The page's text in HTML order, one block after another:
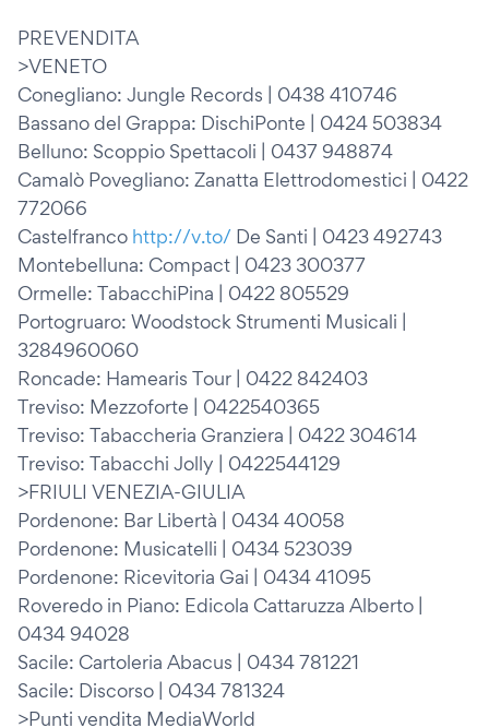
PREVENDITA
>VENETO
Conegliano: Jungle Records | 0438 410746
Bassano del Grappa: DischiPonte | 0424 503834
Belluno: Scoppio Spettacoli | 0437 948874
Camalò Povegliano: Zanatta Elettrodomestici | 0422
772066
Castelfranco http://v.to/ De Santi | 0423 492743
Montebelluna: Compact | 0423 300377
Ormelle: TabacchiPina | 0422 805529
Portogruaro: Woodstock Strumenti Musicali |
3284960060
Roncade: Hamearis Tour | 0422 842403
Treviso: Mezzoforte | 0422540365
Treviso: Tabaccheria Granziera | 0422 304614
Treviso: Tabacchi Jolly | 0422544129
>FRIULI VENEZIA-GIULIA
Pordenone: Bar Libertà | 0434 40058
Pordenone: Musicatelli | 0434 523039
Pordenone: Ricevitoria Gai | 0434 41095
Roveredo in Piano: Edicola Cattaruzza Alberto |
0434 94028
Sacile: Cartoleria Abacus | 0434 781221
Sacile: Discorso | 0434 781324
>Punti vendita MediaWorld